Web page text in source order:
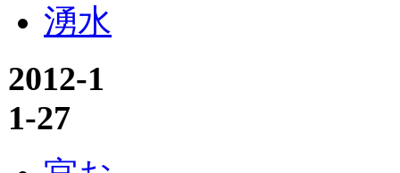
湧水
2012-1
1-27